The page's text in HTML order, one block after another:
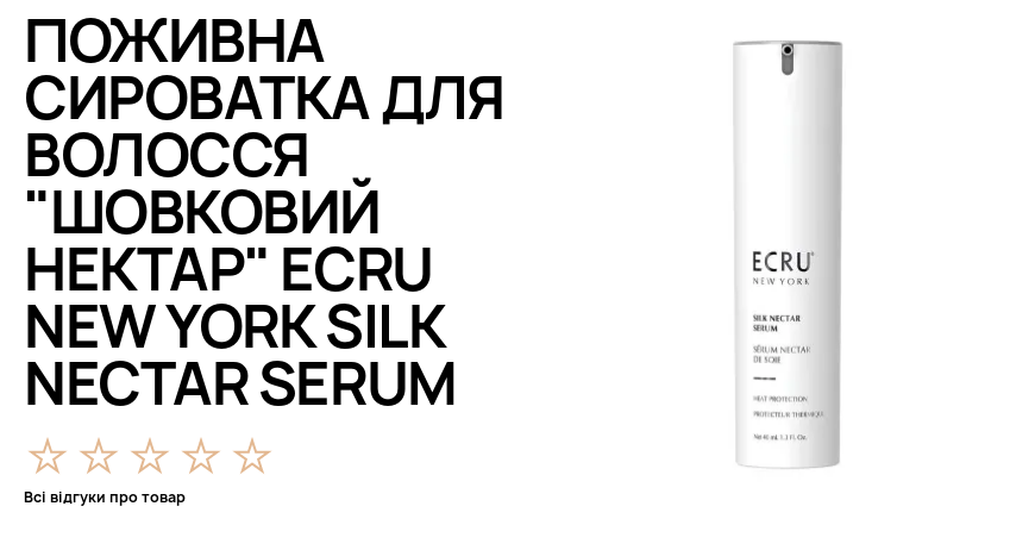
ПОЖИВНА
СИРОВАТКА ДЛЯ
ВОЛОССЯ
"ШОВКОВИЙ
НЕКТАР" ECRU
NEW YORK SILK
NECTAR SERUM
Всі відгуки про товар